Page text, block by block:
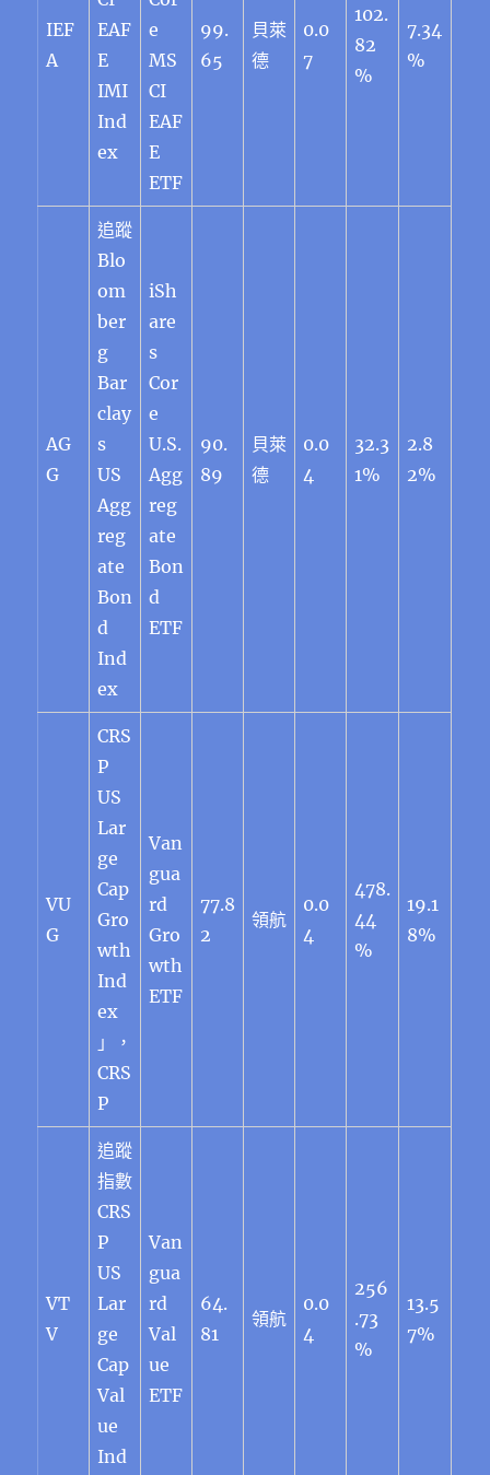
IEF
A
EAF
E
IMI
Ind
ex
e
MS
CI
EAF
E
ETF
99.
65
貝萊
德
0.0
7
102.
82
%
7.34
%
AG
G
追蹤
Blo
om
ber
g
Bar
clay
s
US
Agg
reg
ate
Bon
d
Ind
ex
iSh
are
s
Cor
e
U.S.
Agg
reg
ate
Bon
d
ETF
90.
89
貝萊
德
0.0
4
32.3
1%
2.8
2%
VU
G
CRS
P
US
Lar
ge
Cap
Gro
wth
Ind
ex
」，
CRS
P
Van
gua
rd
Gro
wth
ETF
77.8
2
領航
0.0
4
478.
44
%
19.1
8%
VT
V
追蹤
指數
CRS
P
US
Lar
ge
Cap
Val
ue
Ind
Van
gua
rd
Val
ue
ETF
64.
81
領航
0.0
4
256
.73
%
13.5
7%